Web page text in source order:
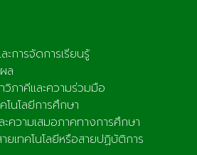
การจัดการเรียนรู้
ล
ภาคีและความร่วมมือ
โนโลยีการศึกษา
ความเสมอภาคทางการศึกษา
เทคโนโลยีหรือสายปฏิบัติการ